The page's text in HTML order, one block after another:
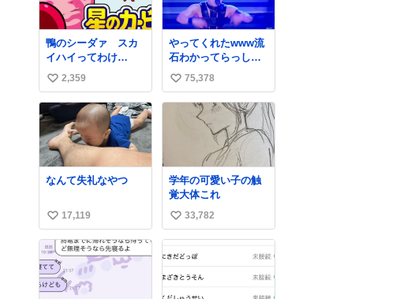
鴨のシーダァ スカ
イハイってわけ
youtu.be/QbctcHorQ
yA
い
い
ね
数
2,359
やってくれたwww流
石わかってらっしゃ
る🤣🤣🤣 #Mステ #西
川貴教
い
い
75,378
なんて失礼なやつ
い
い
ね
数
17,119
学年の可愛い子の触
覚大体これ
い
い
ね
数
33,782